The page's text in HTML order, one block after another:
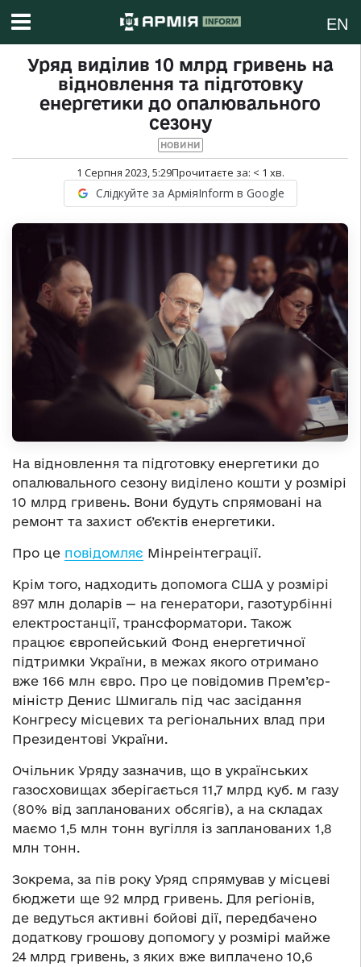
EN
Уряд виділив 10 млрд гривень на
відновлення та підготовку
енергетики до опалювального
сезону
НОВИНИ
1 Серпня 2023, 5:29Прочитаєте за: < 1 хв.
Слідкуйте за АрміяInform в Google
На відновлення та підготовку енергетики до
опалювального сезону виділено кошти у розмірі
10 млрд гривень. Вони будуть спрямовані на
ремонт та захист об’єктів енергетики.
Про це повідомляє Мінреінтеграції.
Крім того, надходить допомога США у розмірі
897 млн доларів — на генератори, газотурбінні
електростанції, трансформатори. Також
працює європейський Фонд енергетичної
підтримки України, в межах якого отримано
вже 166 млн євро. Про це повідомив Прем’єр-
міністр Денис Шмигаль під час засідання
Конгресу місцевих та регіональних влад при
Президентові України.
Очільник Уряду зазначив, що в українських
газосховищах зберігається 11,7 млрд куб. м газу
(80% від запланованих обсягів), а на складах
маємо 1,5 млн тонн вугілля із запланованих 1,8
млн тонн.
Зокрема, за пів року Уряд спрямував у місцеві
бюджети ще 92 млрд гривень. Для регіонів,
де ведуться активні бойові дії, передбачено
додаткову грошову допомогу у розмірі майже
24 млрд гривень, з яких вже виплачено 10,6